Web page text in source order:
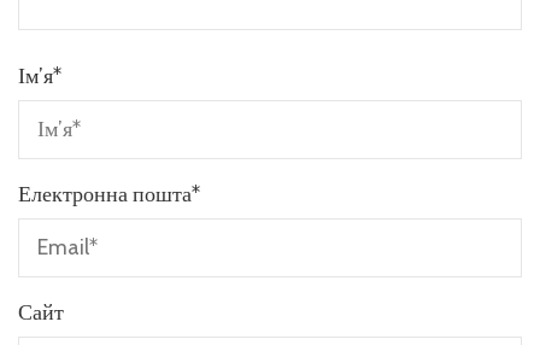
Ім’я*
Електронна пошта*
Сайт